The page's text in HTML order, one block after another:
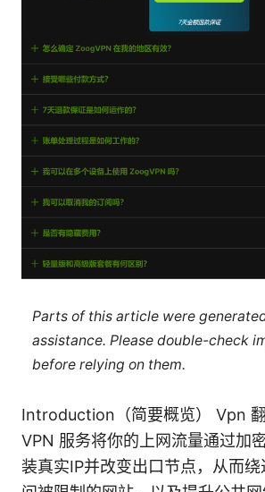
Parts of this article were
assistance. Please double-check
before relying on them.
Introduction（简要概览） Vpn
VPN 服务将你的上网流量通过加
装真实IP并改变出口节点，从而